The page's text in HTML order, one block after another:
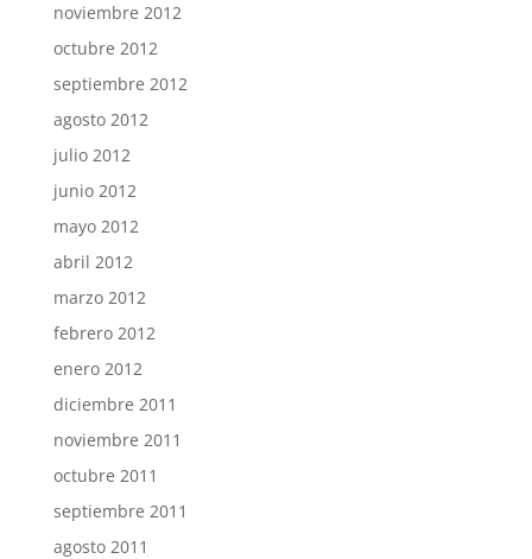
noviembre 2012
octubre 2012
septiembre 2012
agosto 2012
julio 2012
junio 2012
mayo 2012
abril 2012
marzo 2012
febrero 2012
enero 2012
diciembre 2011
noviembre 2011
octubre 2011
septiembre 2011
agosto 2011